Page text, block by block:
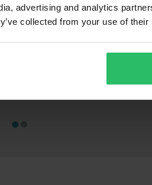
advertising and analytics
collected from your use of
R Mat